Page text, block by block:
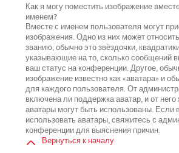
Как я могу поместить изображение
именем?
Вместе с именем пользователя могут
изображения. Одно из них может
званию, обычно это звёздочки,
указывающие на то, сколько сообщений
ваш статус на конференции. Другое,
изображение известно как «аватара» и
для каждого пользователя. От
включена ли поддержка аватар, и от него
аватары могут быть использованы. Если
использовать аватары, свяжитесь с
конференции для выяснения причин.
Вернуться к началу